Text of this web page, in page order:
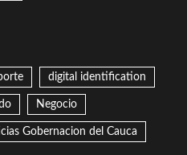
digital identification
Negocio
Gobernacion del Cauca